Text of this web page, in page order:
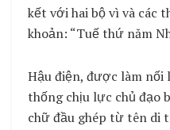
kết với hai bộ vì và các
khoản: “Tuế thứ năm
Hậu điện, được làm nối
thống chịu lực chủ đạo
chữ đầu ghép từ tên di